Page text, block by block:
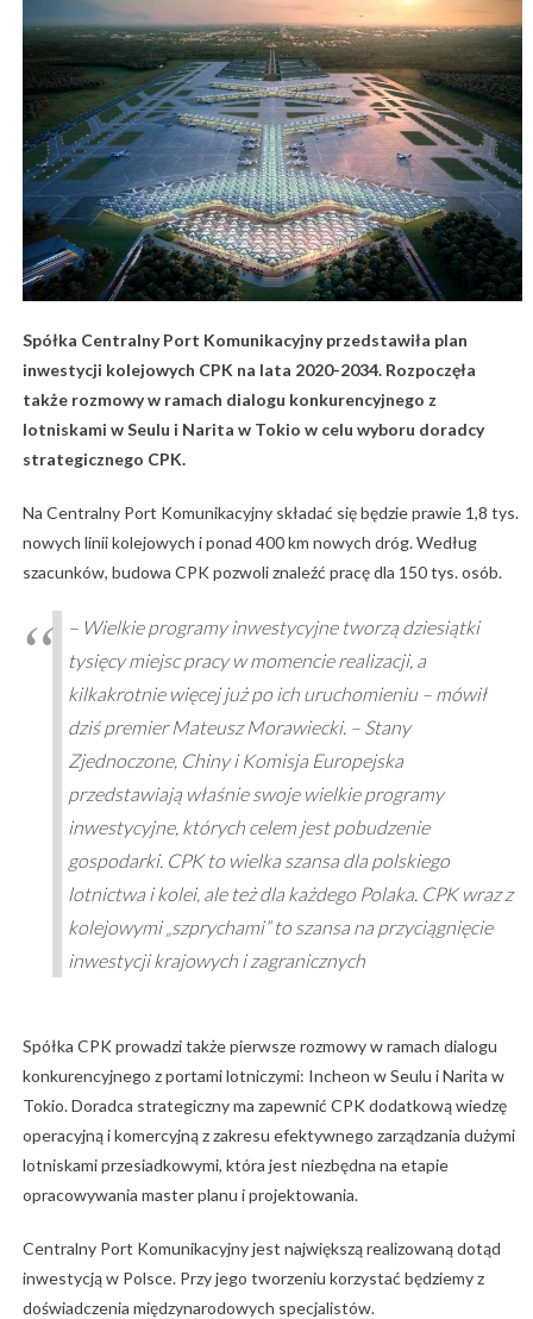
Spółka Centralny Port Komunikacyjny przedstawiła plan
inwestycji kolejowych CPK na lata 2020-2034. Rozpoczęła
także rozmowy w ramach dialogu konkurencyjnego z
lotniskami w Seulu i Narita w Tokio w celu wyboru doradcy
strategicznego CPK.
Na Centralny Port Komunikacyjny składać się będzie prawie 1,8 tys.
nowych linii kolejowych i ponad 400 km nowych dróg. Według
szacunków, budowa CPK pozwoli znaleźć pracę dla 150 tys. osób.
– Wielkie programy inwestycyjne tworzą dziesiątki
tysięcy miejsc pracy w momencie realizacji, a
kilkakrotnie więcej już po ich uruchomieniu – mówił
dziś premier Mateusz Morawiecki. – Stany
Zjednoczone, Chiny i Komisja Europejska
przedstawiają właśnie swoje wielkie programy
inwestycyjne, których celem jest pobudzenie
gospodarki. CPK to wielka szansa dla polskiego
lotnictwa i kolei, ale też dla każdego Polaka. CPK wraz z
kolejowymi „szprychami” to szansa na przyciągnięcie
inwestycji krajowych i zagranicznych
Spółka CPK prowadzi także pierwsze rozmowy w ramach dialogu
konkurencyjnego z portami lotniczymi: Incheon w Seulu i Narita w
Tokio. Doradca strategiczny ma zapewnić CPK dodatkową wiedzę
operacyjną i komercyjną z zakresu efektywnego zarządzania dużymi
lotniskami przesiadkowymi, która jest niezbędna na etapie
opracowywania master planu i projektowania.
Centralny Port Komunikacyjny jest największą realizowaną dotąd
inwestycją w Polsce. Przy jego tworzeniu korzystać będziemy z
doświadczenia międzynarodowych specjalistów.